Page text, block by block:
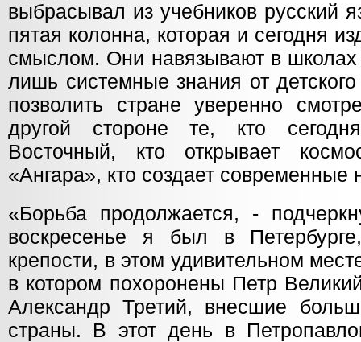
выбрасывал из учебников русский
пятая колонна, которая и сегодня
смыслом. Они навязывают в
лишь системные знания от
позволить стране уверенно
другой стороне те, кто
Восточный, кто открывает
«Ангара», кто создает
«Борьба продолжается, -
воскресенье я был в
крепости, в этом удивительном
в котором похоронены Петр
Александр Третий, внесшие
страны. В этот день в